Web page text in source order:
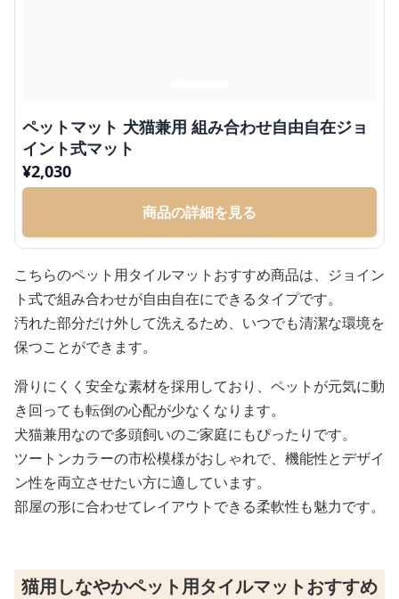
ペットマット 犬猫兼用 組み合わせ自由自在ジョ
イント式マット
¥2,030
商品の詳細を見る
こちらのペット用タイルマットおすすめ商品は、ジョイン
ト式で組み合わせが自由自在にできるタイプです。
汚れた部分だけ外して洗えるため、いつでも清潔な環境を
保つことができます。
滑りにくく安全な素材を採用しており、ペットが元気に動
き回っても転倒の心配が少なくなります。
犬猫兼用なので多頭飼いのご家庭にもぴったりです。
ツートンカラーの市松模様がおしゃれで、機能性とデザイ
ン性を両立させたい方に適しています。
部屋の形に合わせてレイアウトできる柔軟性も魅力です。
猫用しなやかペット用タイルマットおすすめ